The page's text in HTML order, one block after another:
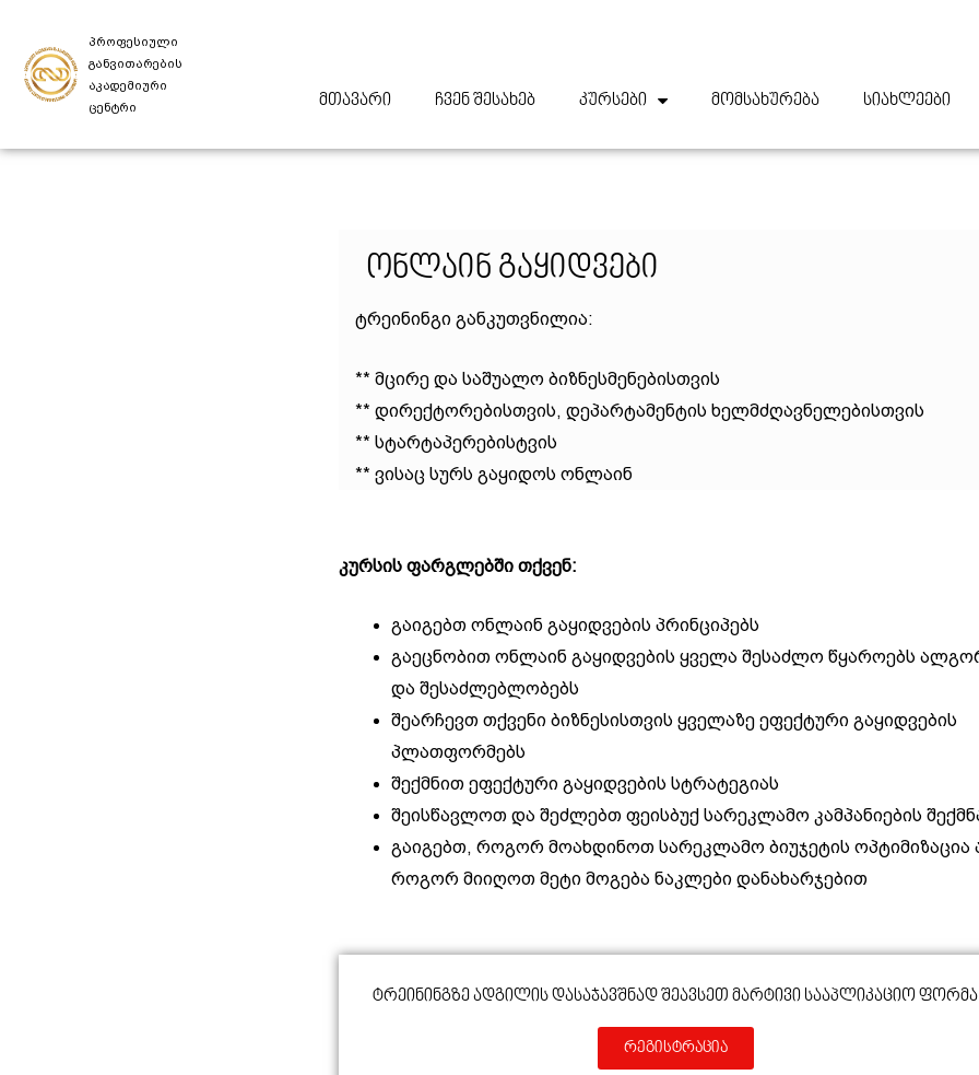
პროფესიული
განვითარების
აკადემიური
ცენტრი
მთავარი ჩვენ შესახებ კურსები მომსახურება სიახლეები
Ონლაინ Გაყიდვები
ტრეინინგი განკუთვნილია:
** მცირე და საშუალო ბიზნესმენებისთვის
** დირექტორებისთვის, დეპარტამენტის ხელმძღავნელებისთვის
** სტარტაპერებისტვის
** ვისაც სურს გაყიდოს ონლაინ
კურსის ფარგლებში თქვენ:
გაიგებთ ონლაინ გაყიდვების პრინციპებს
გაეცნობით ონლაინ გაყიდვების ყველა შესაძლო წყაროებს
და შესაძლებლობებს
შეარჩევთ თქვენი ბიზნესისთვის ყველაზე ეფექტური გაყიდვების
პლათფორმებს
შექმნით ეფექტური გაყიდვების სტრატეგიას
შეისწავლოთ და შეძლებთ ფეისბუქ სარეკლამო კამპანიების
გაიგებთ, როგორ მოახდინოთ სარეკლამო ბიუჯეტის ოპტიმიზაცია
როგორ მიიღოთ მეტი მოგება ნაკლები დანახარჯებით
Ტრეინინგზე Ადგილის Დასაჯავშნად Შეავსეთ Მარტივი Სააპლიკაციო Ფორმა
რეგისტრაცია